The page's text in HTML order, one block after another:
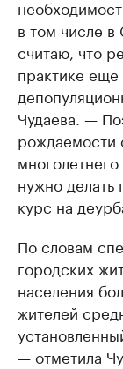
в том числе
считаю, что
практике
Чудаева. —
рождаемости
нужно
курс на
По словам
городских
населения
жителей
— отметила